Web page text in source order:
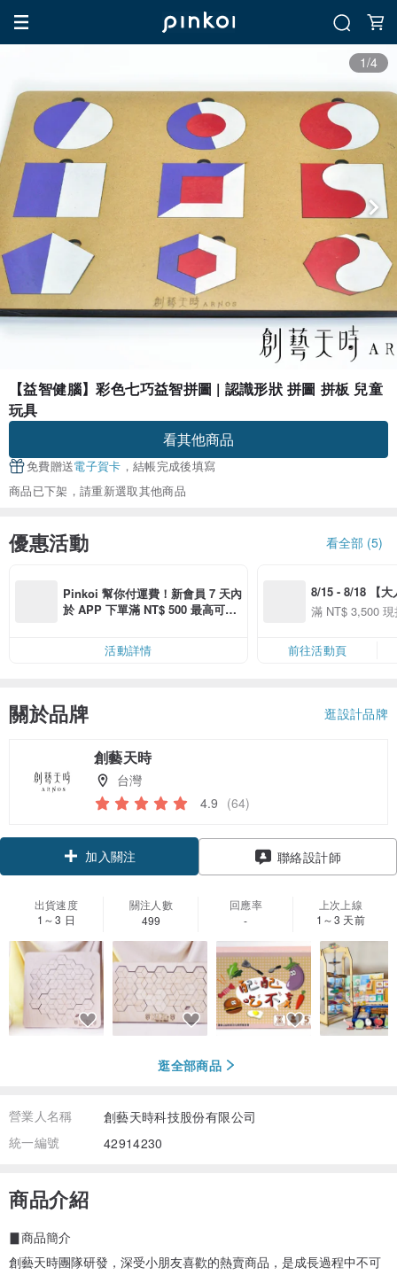
1/4
【益智健腦】彩色七巧益智拼圖 | 認識形狀 拼圖 拼板 兒童
玩具
看其他商品
免費贈送電子賀卡 ，結帳完成後填寫
商品已下架，請重新選取其他商品
優惠活動 看全部 (5)
Pinkoi 幫你付運費！新會員 7 天內
於 APP 下單滿 NT$ 500 最高可折
活動詳情
8/15 - 8/18 【大
季】滿
50
滿 NT$ 3,500
前往活動頁
關於品牌 逛設計品牌
創藝天時
台灣
4.9 (64)
加入關注 聯絡設計師
出貨速度
1～3 日
關注人數
499
回應率
-
上次上線
1～3 天前
逛全部商品
營業人名稱
創藝天時科技股份有限公司
統一編號
42914230
商品介紹
▊商品簡介
創藝天時團隊研發，深受小朋友喜歡的熱賣商品，是成長過程中不可